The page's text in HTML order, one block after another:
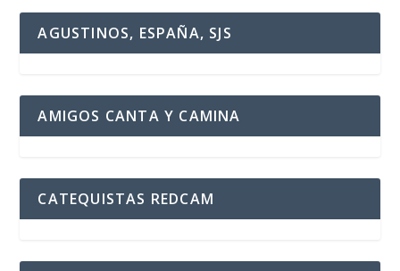
AGUSTINOS, ESPAÑA, SJS
AMIGOS CANTA Y CAMINA
CATEQUISTAS REDCAM